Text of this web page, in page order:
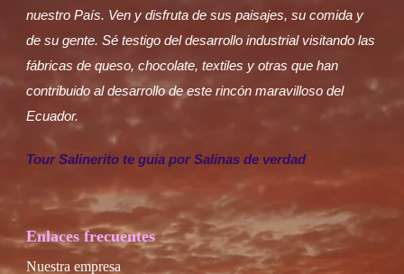
nuestro País. Ven y disfruta de sus paisajes, su comida y
de su gente. Sé testigo del desarrollo industrial visitando las
fábricas de queso, chocolate, textiles y otras que han
contribuido al desarrollo de este rincón maravilloso del
Ecuador.
Tour Salinerito te guia por Salinas de verdad
Enlaces frecuentes
Nuestra empresa